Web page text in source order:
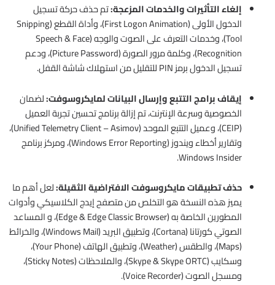
إلغاء التأثيرات والخدمات المزعجة:تم حذف حركة تسجيل
الدخول الأولى (First Logon Animation)، وأداة القطع (Snipping
Tool)، وخدمات التعرف على الصوت والوجه (Speech & Face
Recognition)، وكلمة مرور الصورة (Picture Password)، ودعم
تسجيل الدخول برمز PIN للتقليل من استهلاك شاشة القفل.
إيقاف برامج التتبع وإرسال البيانات لمايكروسوفت:لضمان
الخصوصية وسرعة الإنترنت، تم إزالة برنامج تحسين تجربة العميل
(CEIP)، وعميل التتبع الموحد (Unified Telemetry Client – Asimov)،
وتقارير أخطاء ويندوز (Windows Error Reporting)، ومركز برنامج
Windows Insider.
حذف تطبيقات مايكروسوفت الافتراضية الثقيلة:لعل أهم ما
يميز هذه النسخة هو التخلص من متصفح إيدج الكلاسيكي وأدوات
المطورين الخاصة به (Edge & Edge Classic Browser)، و المساعد
الصوتي كورتانا (Cortana)، وتطبيق البريد (Windows Mail)، والخرائط
(Maps)، والطقس (Weather)، وتطبيق الهاتف (Your Phone)،
وسكايب (Skype & Skype ORTC)، والملاحظات (Sticky Notes)،
ومسجل الصوت (Voice Recorder).